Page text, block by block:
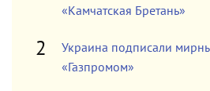
«Камчатская Бретань»
Украина подписали
«Газпромом»